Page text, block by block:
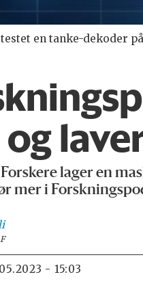
en tanke-dekoder
Forskere lager en
mer i
- 15:03